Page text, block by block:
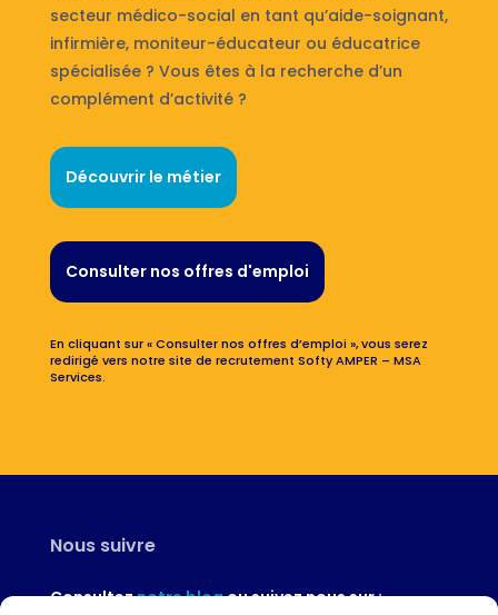
secteur médico-social en tant qu’aide-soignant,
infirmière, moniteur-éducateur ou éducatrice
spécialisée ? Vous êtes à la recherche d’un
complément d’activité ?
Découvrir le métier
Consulter nos offres d'emploi
En cliquant sur « Consulter nos offres d’emploi », vous serez
redirigé vers notre site de recrutement Softy AMPER – MSA
Services.
Nous suivre
Consulteznotre blogou suivez nous sur :